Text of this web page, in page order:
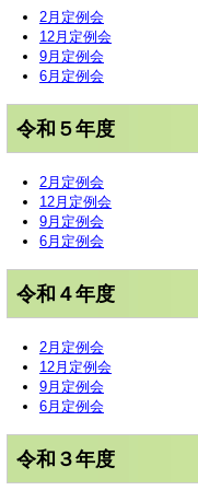
2月定例会
12月定例会
9月定例会
6月定例会
令和５年度
2月定例会
12月定例会
9月定例会
6月定例会
令和４年度
2月定例会
12月定例会
9月定例会
6月定例会
令和３年度